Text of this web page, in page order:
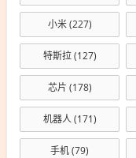
小米(227)
特斯拉(127)
芯片 (178)
机器人(171)
手机(79)